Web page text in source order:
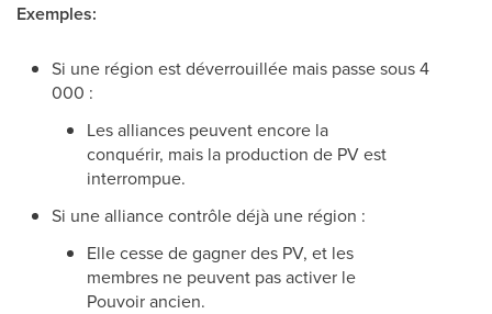
Exemples:
Si une région est déverrouillée mais passe sous 4
000 :
Les alliances peuvent encore la
conquérir, mais la production de PV est
interrompue.
Si une alliance contrôle déjà une région :
Elle cesse de gagner des PV, et les
membres ne peuvent pas activer le
Pouvoir ancien.